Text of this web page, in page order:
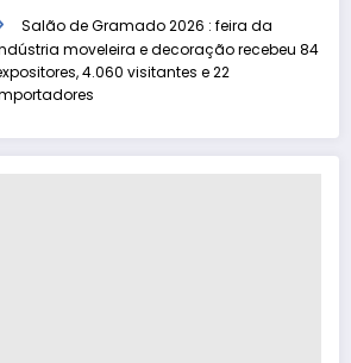
Salão de Gramado 2026 : feira da
moveleira e decoração recebeu 84
4.060 visitantes e 22